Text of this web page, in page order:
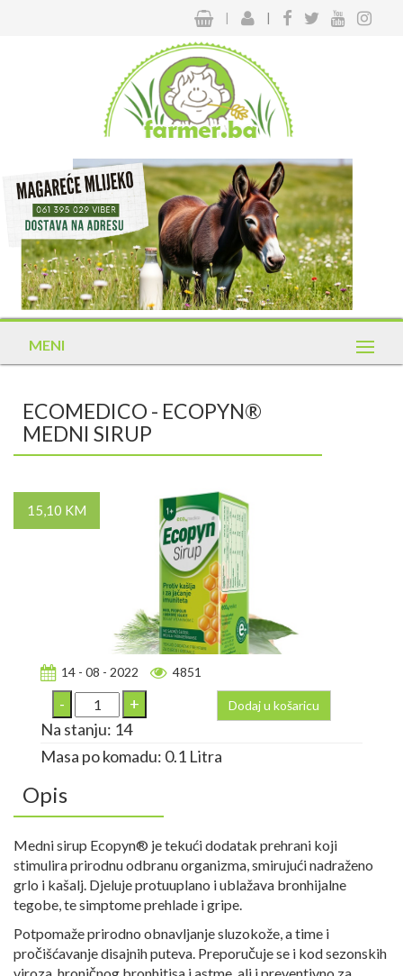
| |
MENI
ECOMEDICO - ECOPYN®
MEDNI SIRUP
15,10 KM
14 - 08 - 2022 4851
Dodaj u košaricu
Na stanju: 14
Masa po komadu: 0.1 Litra
Opis
Medni sirup Ecopyn® je tekući dodatak prehrani koji
stimulira prirodnu odbranu organizma, smirujući nadraženo
grlo i kašalj. Djeluje protuuplano i ublažava bronhijalne
tegobe, te simptome prehlade i gripe.
Potpomaže prirodno obnavljanje sluzokože, a time i
pročišćavanje disajnih puteva. Preporučuje se i kod sezonskih